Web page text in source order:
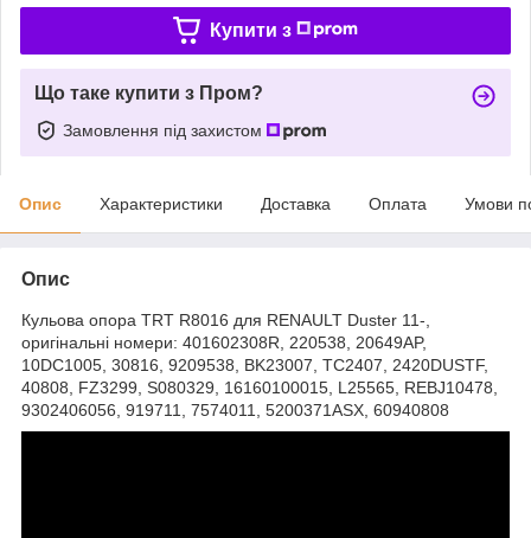
Купити з
Що таке купити з Пром?
Замовлення під захистом
Опис Характеристики Доставка Оплата Умови
Опис
Кульова опора TRT R8016 для RENAULT Duster 11-,
оригінальні номери: 401602308R, 220538, 20649AP,
10DC1005, 30816, 9209538, BK23007, TC2407, 2420DUSTF,
40808, FZ3299, S080329, 16160100015, L25565, REBJ10478,
9302406056, 919711, 7574011, 5200371ASX, 60940808